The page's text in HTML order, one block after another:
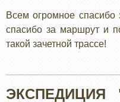
ОТ
Всем огромное
спасибо за маршрут и
такой зачетной трассе!
ЭКСПЕДИЦИЯ